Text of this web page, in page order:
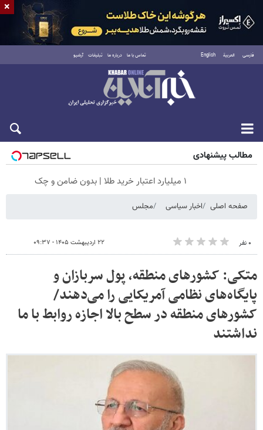
فارسی العربية English تماس با ما درباره ما تبلیغات آرشیو
جمعه ۱۶ مرداد ۱۴۰۵
مطالب پیشنهادی
۱ میلیارد اعتبار خرید طلا | بدون ضامن و چک
صفحه اصلی اخبار سیاسی مجلس
۰ نفر ۲۲ اردیبهشت ۱۴۰۵ - ۰۹:۳۷
متکی: کشورهای منطقه، پول سربازان و
پایگاه‌های نظامی آمریکایی را می‌دهند/
کشورهای منطقه در سطح بالا اجازه روابط با ما
نداشتند
×